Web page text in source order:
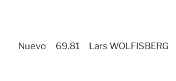
Nuevo 69.81 Lars WOLFISBERG